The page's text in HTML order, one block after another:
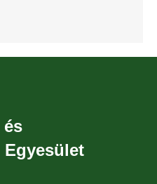
és
Egyesület